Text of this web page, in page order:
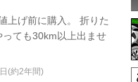
上げ前に購入。 折りた
ても30km以上出ませ
(約2年間)